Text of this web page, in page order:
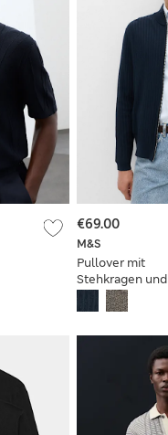
M&S
Pullover mit
Stehkragen und
hohem
Baumwollanteil
€69.00